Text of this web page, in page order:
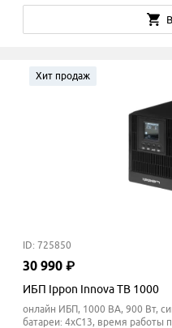
Хит продаж
ID: 725850
30 990 ₽
ИБП Ippon Innova TB 1000
онлайн ИБП, 1000 ВА, 900 Вт,
батареи: 4xC13, время работы